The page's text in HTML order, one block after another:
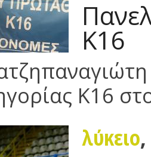
Κ16
Κ16
λύκειο,